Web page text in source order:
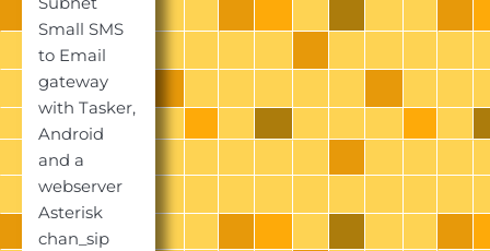
Small SMS
to Email
gateway
with Tasker,
Android
and a
webserver
Asterisk
chan_sip